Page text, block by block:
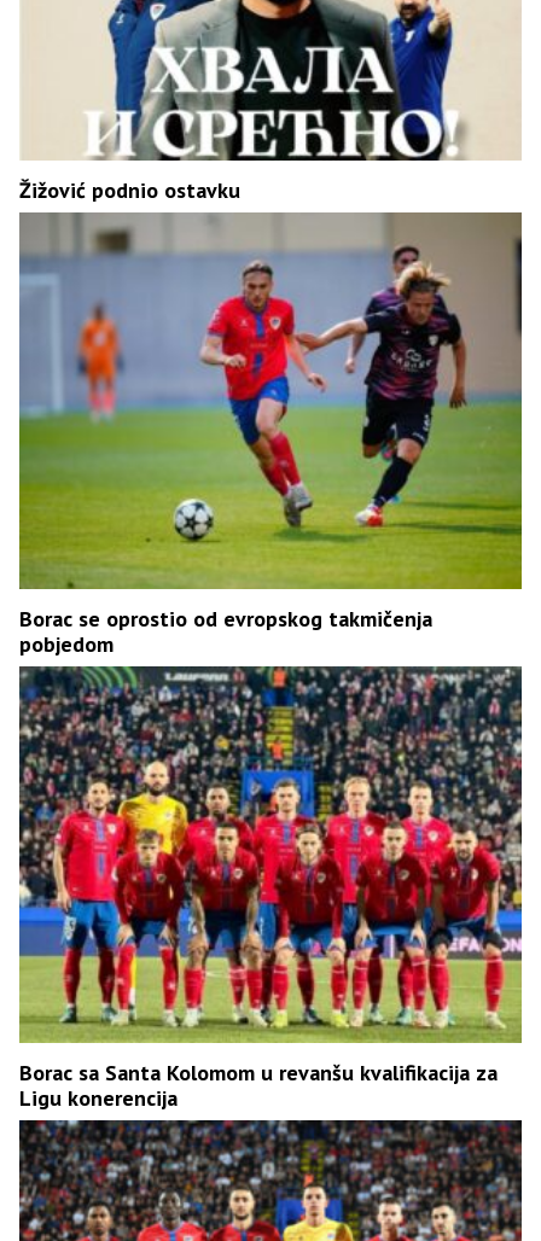
Žižović podnio ostavku
Borac se oprostio od evropskog takmičenja
pobjedom
Borac sa Santa Kolomom u revanšu kvalifikacija za
Ligu konerencija